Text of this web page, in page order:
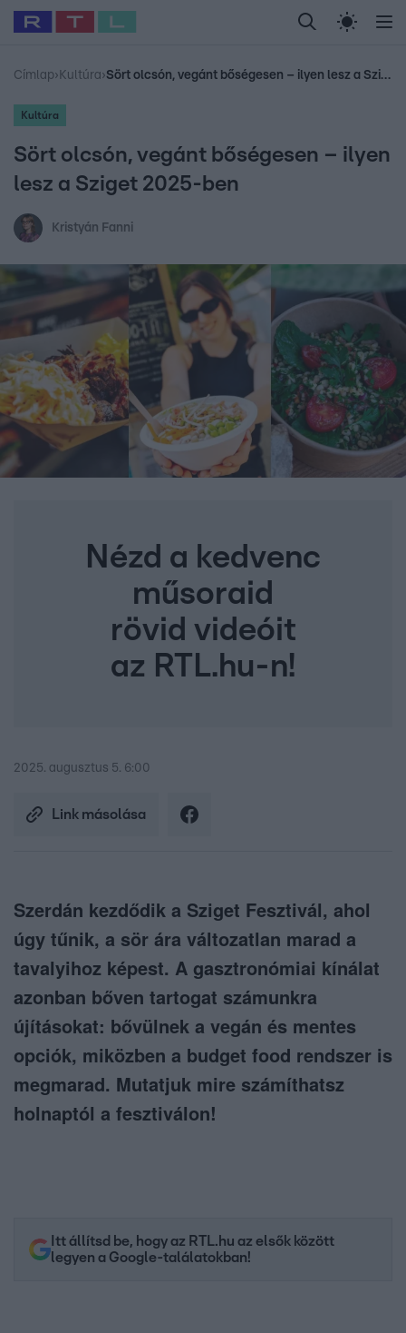
Legfrissebb RTL Híradó Randi Celeb vagyok,
Babits Marcella Most Wanted Gallusz
Címlap› Kultúra› Sört olcsón, vegánt bőségesen – ilyen lesz a Sziget 2025-ben
Kultúra
Sört olcsón, vegánt bőségesen – ilyen
lesz a Sziget 2025-ben
Kristyán Fanni
Nézd a kedvenc
műsoraid
rövid videóit
az RTL.hu-n!
2025. augusztus 5. 6:00
Link másolása
Szerdán kezdődik a Sziget Fesztivál, ahol
úgy tűnik, a sör ára változatlan marad a
tavalyihoz képest. A gasztronómiai kínálat
azonban bőven tartogat számunkra
újításokat: bővülnek a vegán és mentes
opciók, miközben a budget food rendszer is
megmarad. Mutatjuk mire számíthatsz
holnaptól a fesztiválon!
Itt állítsd be, hogy az RTL.hu az elsők között
legyen a Google-találatokban!